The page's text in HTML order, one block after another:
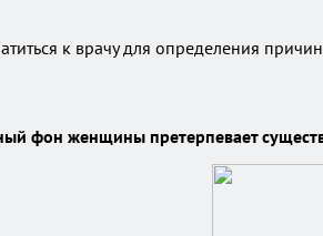
к врачу для определения
фон женщины претерпевает